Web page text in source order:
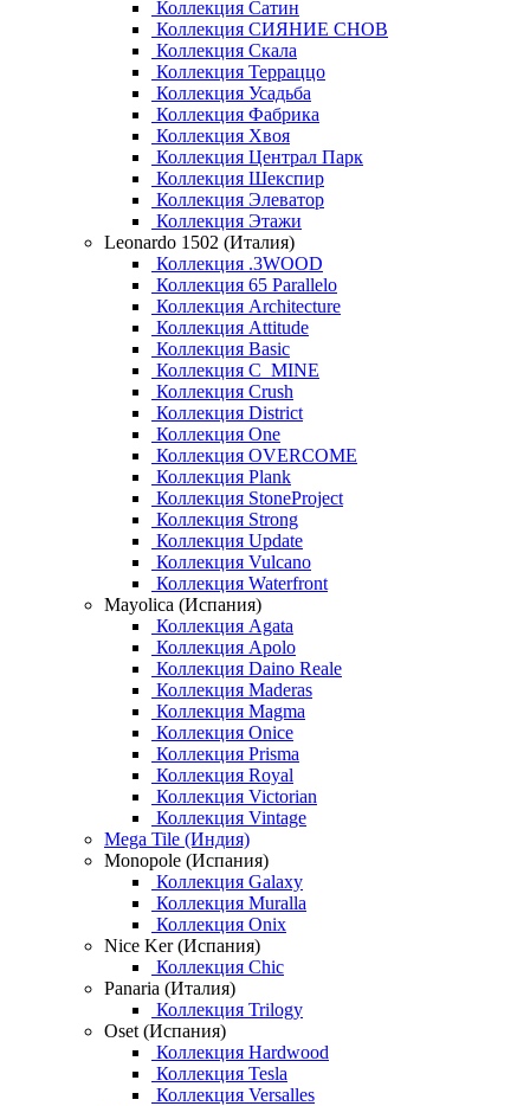
Коллекция Сатин
Коллекция СИЯНИЕ СНОВ
Коллекция Скала
Коллекция Терраццо
Коллекция Усадьба
Коллекция Фабрика
Коллекция Хвоя
Коллекция Централ Парк
Коллекция Шекспир
Коллекция Элеватор
Коллекция Этажи
Leonardo 1502 (Италия)
Коллекция .3WOOD
Коллекция 65 Parallelo
Коллекция Architecture
Коллекция Attitude
Коллекция Basic
Коллекция C_MINE
Коллекция Crush
Коллекция District
Коллекция One
Коллекция OVERCOME
Коллекция Plank
Коллекция StoneProject
Коллекция Strong
Коллекция Update
Коллекция Vulcano
Коллекция Waterfront
Mayolica (Испания)
Коллекция Agata
Коллекция Apolo
Коллекция Daino Reale
Коллекция Maderas
Коллекция Magma
Коллекция Onice
Коллекция Prisma
Коллекция Royal
Коллекция Victorian
Коллекция Vintage
Mega Tile (Индия)
Monopole (Испания)
Коллекция Galaxy
Коллекция Muralla
Коллекция Onix
Nice Ker (Испания)
Коллекция Chic
Panaria (Италия)
Коллекция Trilogy
Oset (Испания)
Коллекция Hardwood
Коллекция Tesla
Коллекция Versalles